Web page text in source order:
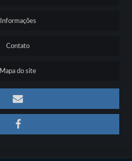
Informações
Contato
Mapa do site